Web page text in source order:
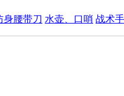
身腰带刀 水壶、口哨 战术